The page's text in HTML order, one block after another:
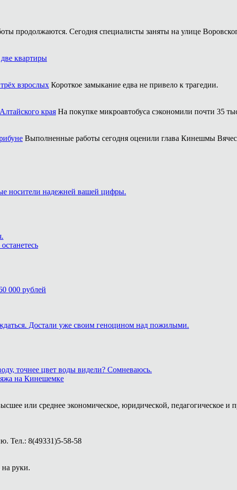
продолжаются. Сегодня специалисты заняты на улице
квартиры
взрослых Короткое замыкание едва не привело к трагедии.
края На покупке микроавтобуса сэкономили почти 35
Выполненные работы сегодня оценили глава Кинешмы
носители надежней вашей цифры.
000 рублей
Достали уже своим геноцином над пожилыми.
точнее цвет воды видели? Сомневаюсь.
на Кинешемке
или среднее экономическое, юридической, педагогическое
Тел.: 8(49331)5-58-58
на руки.